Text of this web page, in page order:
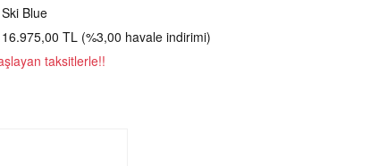
Ski Blue
16.975,00 TL (%3,00 havale indirimi)
taksitlerle!!